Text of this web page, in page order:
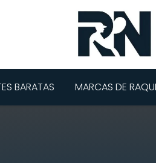
BARATAS MARCAS DE